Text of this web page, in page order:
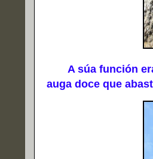
A súa función era
auga doce que